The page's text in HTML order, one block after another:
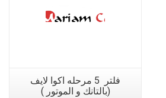
مشاهدة سريعة
فلتر 5 مرحله اكوا لايف
(بالتانك و الموتور )